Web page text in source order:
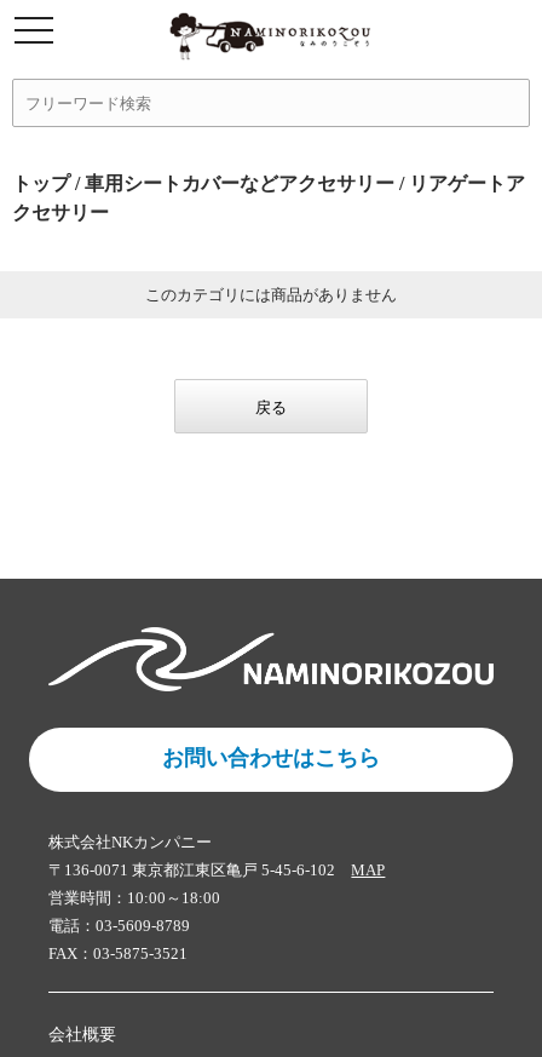
トップ/車用シートカバーなどアクセサリー / リアゲートア
クセサリー
このカテゴリには商品がありません
戻る
お問い合わせはこちら
株式会社NKカンパニー
〒136-0071 東京都江東区亀戸 5-45-6-102MAP
営業時間：10:00～18:00
電話：03-5609-8789
FAX：03-5875-3521
会社概要